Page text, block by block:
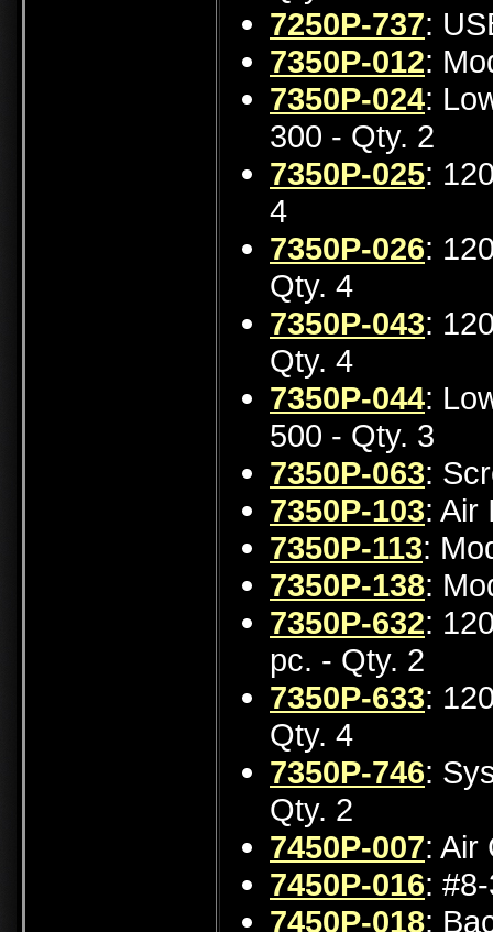
7250P-737:
7350P-012:
7350P-024:
300 - Qty. 2
7350P-025:
4
7350P-026:
Qty. 4
7350P-043:
Qty. 4
7350P-044:
500 - Qty. 3
7350P-063:
7350P-103: Air
7350P-113:
7350P-138:
7350P-632:
pc. - Qty. 2
7350P-633:
Qty. 4
7350P-746:
Qty. 2
7450P-007: Air
7450P-016:
7450P-018: